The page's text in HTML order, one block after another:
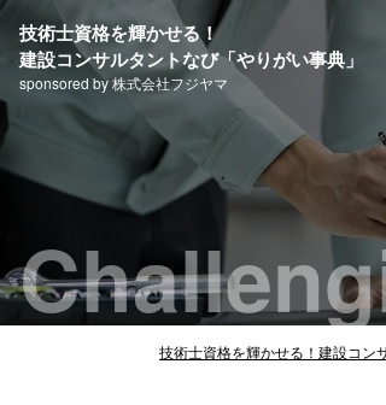
技術士資格を輝かせる！
建設コンサルタントなび「やりがい事典」
sponsored by 株式会社フジヤマ
技術士資格を輝かせる！建設コン